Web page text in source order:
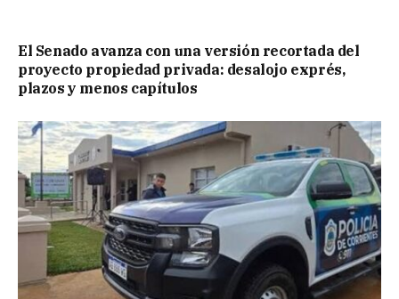
El Senado avanza con una versión recortada del
proyecto propiedad privada: desalojo exprés,
plazos y menos capítulos